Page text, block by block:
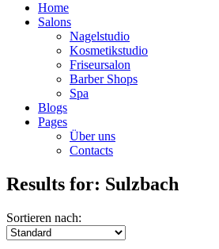
Home
Salons
Nagelstudio
Kosmetikstudio
Friseursalon
Barber Shops
Spa
Blogs
Pages
Über uns
Contacts
Results for: Sulzbach
Sortieren nach: